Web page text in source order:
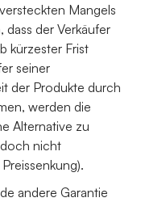
Mangels
dass der Verkäufer
kürzester Frist
seiner
der Produkte durch
werden die
Alternative zu
nicht
andere Garantie